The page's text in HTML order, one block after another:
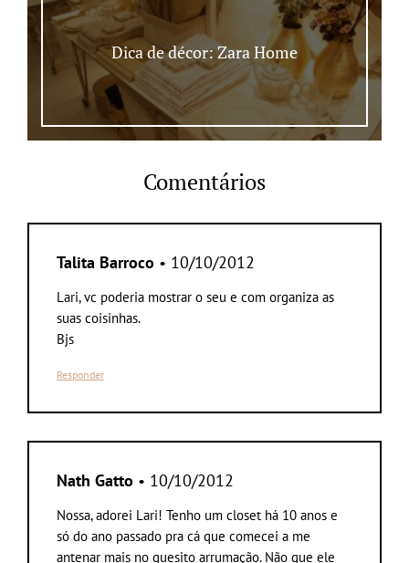
Dica de décor: Zara Home
Comentários
Talita Barroco • 10/10/2012
Lari, vc poderia mostrar o seu e com organiza as
suas coisinhas.
Bjs
Responder
Nath Gatto • 10/10/2012
Nossa, adorei Lari! Tenho um closet há 10 anos e
só do ano passado pra cá que comecei a me
antenar mais no quesito arrumação. Não que ele